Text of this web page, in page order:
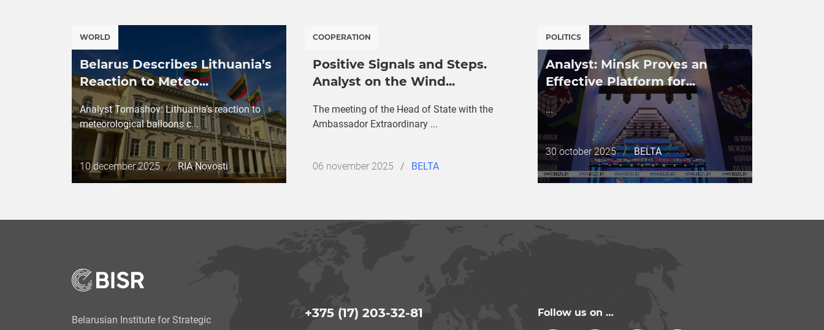
WORLD
Belarus Describes Lithuania’s
Reaction to Meteo...
Analyst Tomashov: Lithuania’s reaction to
meteorological balloons c...
Дата
публикации
10 december 2025 / RIA Novosti
COOPERATION
Positive Signals and Steps.
Analyst on the Wind...
The meeting of the Head of State with the
Ambassador Extraordinary ...
Дата
06 november 2025 / BELTA
POLITICS
Analyst: Minsk Proves an
Effective Platform for...
...
Дата
публикации
30 october 2025 / BELTA
Belarusian Institute for Strategic
+375 (17) 203-32-81 Follow us on …